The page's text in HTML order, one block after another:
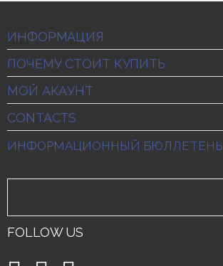
ИНФОРМАЦИЯ
ПОЧЕМУ СТОИТ КУПИТЬ
МОЙ АКАУНТ
CONTACTS
ИНФОРМАЦИОННЫЙ БЮЛЛЕТЕНЬ
FOLLOW US